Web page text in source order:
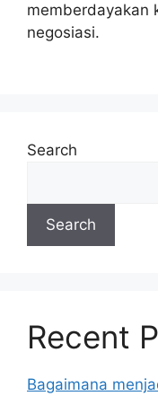
memberdayakan
negosiasi.
Search
Search
Recent
Bagaimana